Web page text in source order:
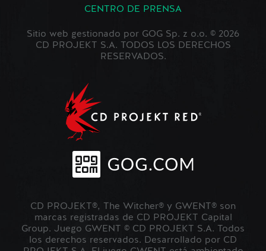
CENTRO DE PRENSA
Sitio web gestionado por GOG Sp. z o.o. © 2026
CD PROJEKT S.A. TODOS LOS DERECHOS
RESERVADOS.
CD PROJEKT®, The Witcher® y GWENT® son
marcas registradas de CD PROJEKT Capital
Group. Juego GWENT © CD PROJEKT S.A. Todos
los derechos reservados. Desarrollado por CD